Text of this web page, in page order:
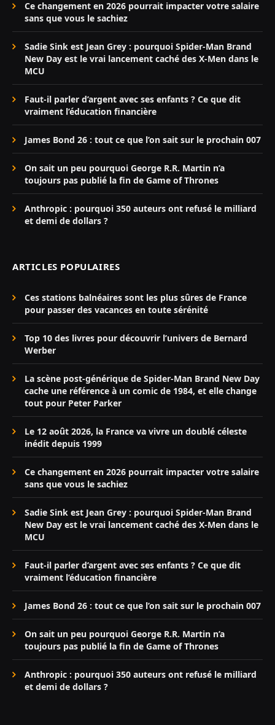
Ce changement en 2026 pourrait impacter votre salaire
sans que vous le sachiez
Sadie Sink est Jean Grey : pourquoi Spider-Man Brand
New Day est le vrai lancement caché des X-Men dans le
MCU
Faut-il parler d’argent avec ses enfants ? Ce que dit
vraiment l’éducation financière
James Bond 26 : tout ce que l’on sait sur le prochain 007
On sait un peu pourquoi George R.R. Martin n’a
toujours pas publié la fin de Game of Thrones
Anthropic : pourquoi 350 auteurs ont refusé le milliard
et demi de dollars ?
ARTICLES POPULAIRES
Ces stations balnéaires sont les plus sûres de France
pour passer des vacances en toute sérénité
Top 10 des livres pour découvrir l’univers de Bernard
Werber
La scène post-générique de Spider-Man Brand New Day
cache une référence à un comic de 1984, et elle change
tout pour Peter Parker
Le 12 août 2026, la France va vivre un doublé céleste
inédit depuis 1999
Ce changement en 2026 pourrait impacter votre salaire
sans que vous le sachiez
Sadie Sink est Jean Grey : pourquoi Spider-Man Brand
New Day est le vrai lancement caché des X-Men dans le
MCU
Faut-il parler d’argent avec ses enfants ? Ce que dit
vraiment l’éducation financière
James Bond 26 : tout ce que l’on sait sur le prochain 007
On sait un peu pourquoi George R.R. Martin n’a
toujours pas publié la fin de Game of Thrones
Anthropic : pourquoi 350 auteurs ont refusé le milliard
et demi de dollars ?